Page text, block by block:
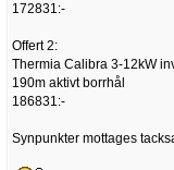
172831:-
Offert 2:
Thermia Calibra 3-12kW
190m aktivt borrhål
186831:-
Synpunkter mottages